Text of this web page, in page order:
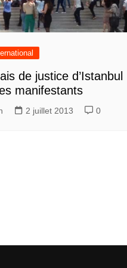
de justice d’Istanbul
manifestants
2 juillet 2013 0